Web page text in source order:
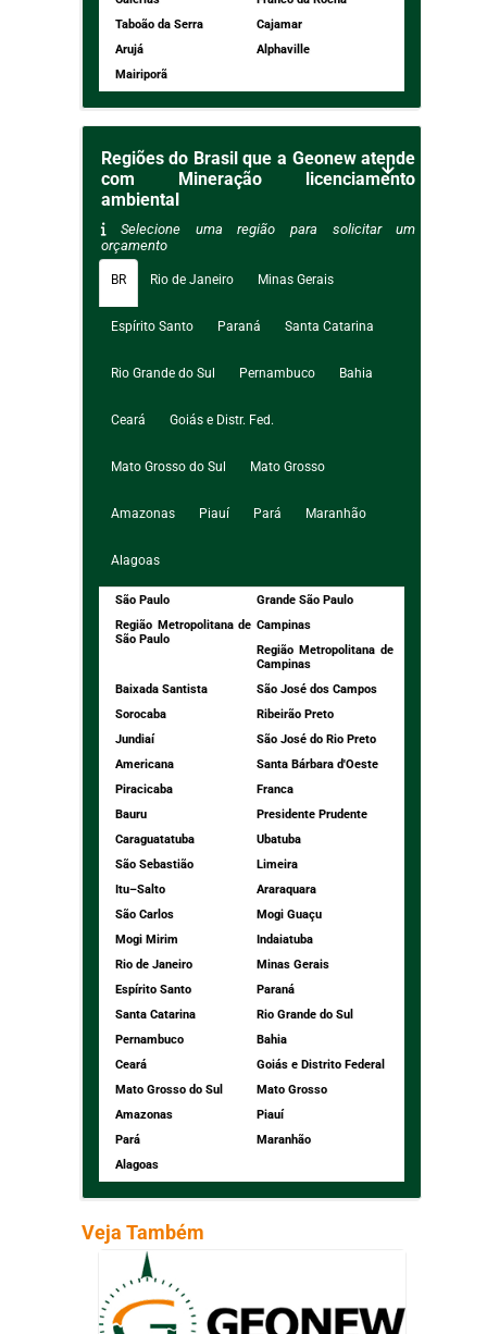
Taboão da Serra
Cajamar
Arujá
Alphaville
Mairiporã
Regiões do Brasil que a Geonew atende
com Mineração licenciamento
ambiental
Selecione uma região para solicitar um
orçamento
BR Rio de Janeiro Minas Gerais
Espírito Santo Paraná Santa Catarina
Rio Grande do Sul Pernambuco Bahia
Ceará Goiás e Distr. Fed.
Mato Grosso do Sul Mato Grosso
Amazonas Piauí Pará Maranhão
Alagoas
São Paulo
Grande São Paulo
Região Metropolitana de
São Paulo
Campinas
Região Metropolitana de
Campinas
Baixada Santista
São José dos Campos
Sorocaba
Ribeirão Preto
Jundiaí
São José do Rio Preto
Americana
Santa Bárbara d'Oeste
Piracicaba
Franca
Bauru
Presidente Prudente
Caraguatatuba
Ubatuba
São Sebastião
Limeira
Itu–Salto
Araraquara
São Carlos
Mogi Guaçu
Mogi Mirim
Indaiatuba
Rio de Janeiro
Minas Gerais
Espírito Santo
Paraná
Santa Catarina
Rio Grande do Sul
Pernambuco
Bahia
Ceará
Goiás e Distrito Federal
Mato Grosso do Sul
Mato Grosso
Amazonas
Piauí
Pará
Maranhão
Alagoas
Veja Também